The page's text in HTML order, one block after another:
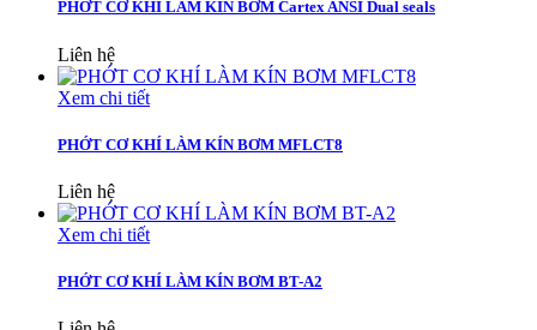
PHỚT CƠ KHÍ LÀM KÍN BƠM Cartex ANSI Dual seals
Liên hệ
Xem chi tiết
PHỚT CƠ KHÍ LÀM KÍN BƠM MFLCT8
Liên hệ
Xem chi tiết
PHỚT CƠ KHÍ LÀM KÍN BƠM BT-A2